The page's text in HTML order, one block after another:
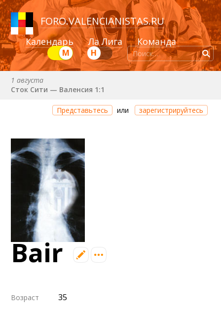
FORO.VALENCIANISTAS.RU
Календарь Ла Лига Команда
Н
М
1 августа
Сток Сити — Валенсия 1:1
8 августа (сб) в 21:00 (исп)
Валенсия — Ньюкасл
22 августа (сб) в 19:30 (исп)
Валенсия — Сельта
25 августа (вт) в 21:00 (исп)
Валенсия — Бетис
30 августа (вс) в 19:30 (исп)
Депортиво — Валенсия
6 сентября (вс) в 16:15 (исп)
Валенсия — Барселона
примерно 13 сентября
Севилья — Валенсия
Представьтесь или зарегистрируйтесь
Bair
Возраст 35